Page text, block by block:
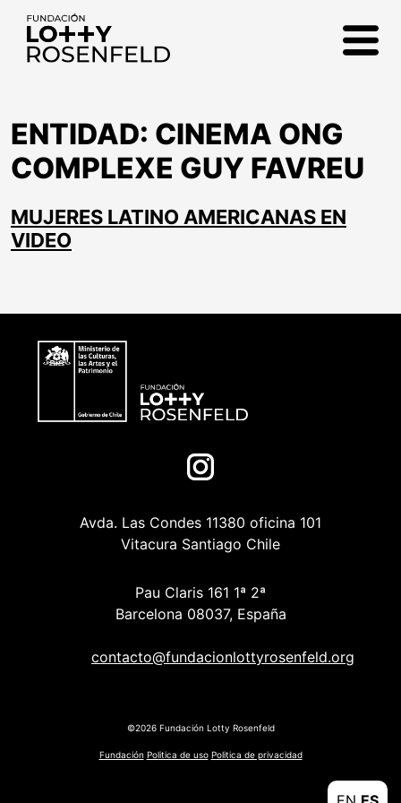
ENTIDAD: CINEMA ONG
COMPLEXE GUY FAVREU
MUJERES LATINO AMERICANAS EN
VIDEO
Avda. Las Condes 11380 oficina 101
Vitacura Santiago Chile
Pau Claris 161 1ª 2ª
Barcelona 08037, España
contacto@fundacionlottyrosenfeld.org
©2026 Fundación Lotty Rosenfeld
Fundación Politica de uso Politica de privacidad